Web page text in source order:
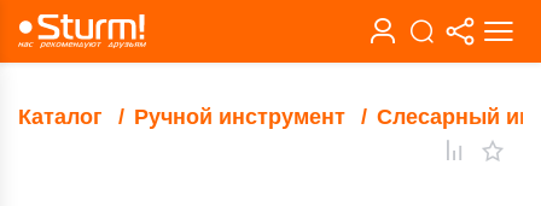
Каталог Ручной инструмент Слесарный